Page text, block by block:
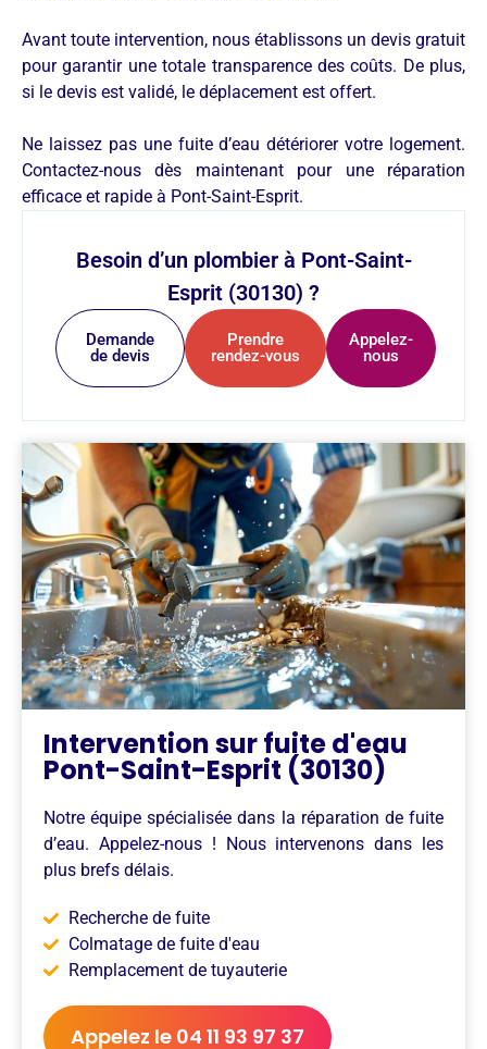
Avant toute intervention, nous établissons un devis gratuit
pour garantir une totale transparence des coûts. De plus,
si le devis est validé, le déplacement est offert.
Ne laissez pas une fuite d’eau détériorer votre logement.
Contactez-nous dès maintenant pour une réparation
efficace et rapide à Pont-Saint-Esprit.
Besoin d’un plombier à Pont-Saint-
Esprit (30130) ?
Demande
de devis
Prendre
rendez-vous
Appelez-
nous
Intervention sur fuite d'eau
Pont-Saint-Esprit (30130)
Notre équipe spécialisée dans la réparation de fuite
d’eau. Appelez-nous ! Nous intervenons dans les
plus brefs délais.
Recherche de fuite
Colmatage de fuite d'eau
Remplacement de tuyauterie
Appelez le 04 11 93 97 37